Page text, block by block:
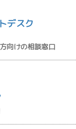
デスク
向けの相談窓口